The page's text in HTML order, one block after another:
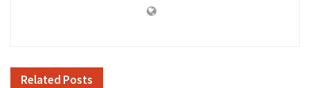
Related Posts